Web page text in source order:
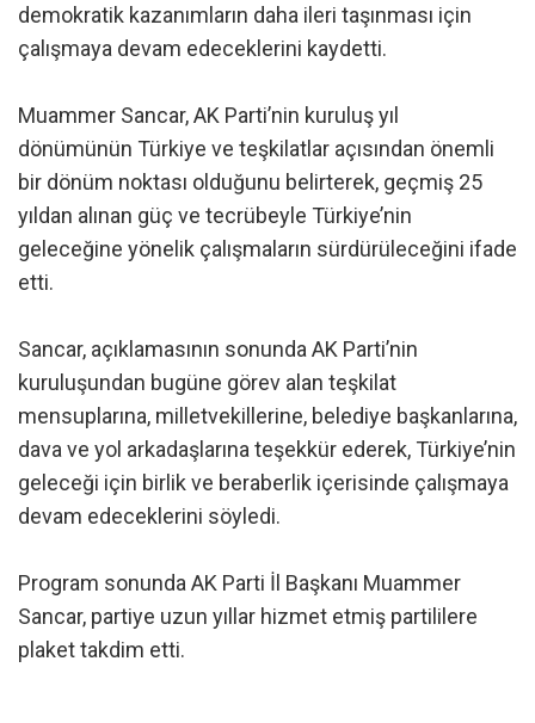
demokratik kazanımların daha ileri taşınması için
çalışmaya devam edeceklerini kaydetti.
Muammer Sancar, AK Parti’nin kuruluş yıl
dönümünün Türkiye ve teşkilatlar açısından önemli
bir dönüm noktası olduğunu belirterek, geçmiş 25
yıldan alınan güç ve tecrübeyle Türkiye’nin
geleceğine yönelik çalışmaların sürdürüleceğini ifade
etti.
Sancar, açıklamasının sonunda AK Parti’nin
kuruluşundan bugüne görev alan teşkilat
mensuplarına, milletvekillerine, belediye başkanlarına,
dava ve yol arkadaşlarına teşekkür ederek, Türkiye’nin
geleceği için birlik ve beraberlik içerisinde çalışmaya
devam edeceklerini söyledi.
Program sonunda AK Parti İl Başkanı Muammer
Sancar, partiye uzun yıllar hizmet etmiş partililere
plaket takdim etti.